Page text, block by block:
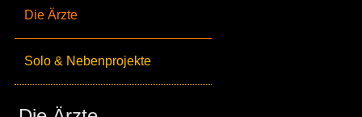
Die Ärzte
Solo & Nebenprojekte